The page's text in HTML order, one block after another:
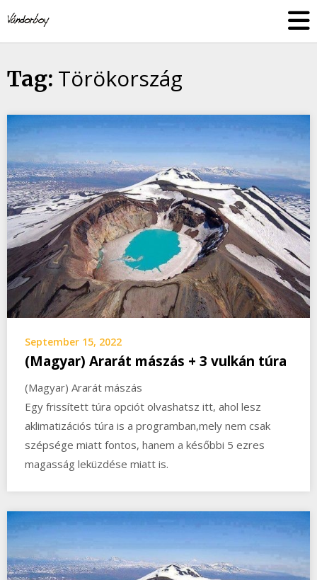
to
content
Tag: Törökország
September 15, 2022
(Magyar) Ararát mászás + 3 vulkán túra
(Magyar) Ararát mászás
Egy frissített túra opciót olvashatsz itt, ahol lesz
aklimatizációs túra is a programban,mely nem csak
szépsége miatt fontos, hanem a későbbi 5 ezres
magasság leküzdése miatt is.